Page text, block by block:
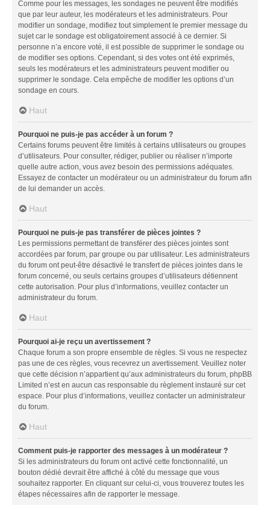
Comme pour les messages, les sondages ne peuvent être modifiés
que par leur auteur, les modérateurs et les administrateurs. Pour
modifier un sondage, modifiez tout simplement le premier message du
sujet car le sondage est obligatoirement associé à ce dernier. Si
personne n’a encore voté, il est possible de supprimer le sondage ou
de modifier ses options. Cependant, si des votes ont été exprimés,
seuls les modérateurs et les administrateurs peuvent modifier ou
supprimer le sondage. Cela empêche de modifier les options d’un
sondage en cours.
Haut
Pourquoi ne puis-je pas accéder à un forum ?
Certains forums peuvent être limités à certains utilisateurs ou groupes
d’utilisateurs. Pour consulter, rédiger, publier ou réaliser n’importe
quelle autre action, vous avez besoin des permissions adéquates.
Essayez de contacter un modérateur ou un administrateur du forum afin
de lui demander un accès.
Haut
Pourquoi ne puis-je pas transférer de pièces jointes ?
Les permissions permettant de transférer des pièces jointes sont
accordées par forum, par groupe ou par utilisateur. Les administrateurs
du forum ont peut-être désactivé le transfert de pièces jointes dans le
forum concerné, ou seuls certains groupes d’utilisateurs détiennent
cette autorisation. Pour plus d’informations, veuillez contacter un
administrateur du forum.
Haut
Pourquoi ai-je reçu un avertissement ?
Chaque forum a son propre ensemble de règles. Si vous ne respectez
pas une de ces règles, vous recevrez un avertissement. Veuillez noter
que cette décision n’appartient qu’aux administrateurs du forum, phpBB
Limited n’est en aucun cas responsable du règlement instauré sur cet
espace. Pour plus d’informations, veuillez contacter un administrateur
du forum.
Haut
Comment puis-je rapporter des messages à un modérateur ?
Si les administrateurs du forum ont activé cette fonctionnalité, un
bouton dédié devrait être affiché à côté du message que vous
souhaitez rapporter. En cliquant sur celui-ci, vous trouverez toutes les
étapes nécessaires afin de rapporter le message.